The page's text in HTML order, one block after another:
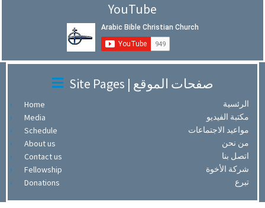
YouTube
Site Pages | صفحات الموقع
Home
الرئسية
Media
مكتبة الفيديو
Schedule
مواعيد الاجتماعات
About us
من نحن
Contact us
اتصل بنا
Fellowship
شركة الأخوة
Donations
تبرع